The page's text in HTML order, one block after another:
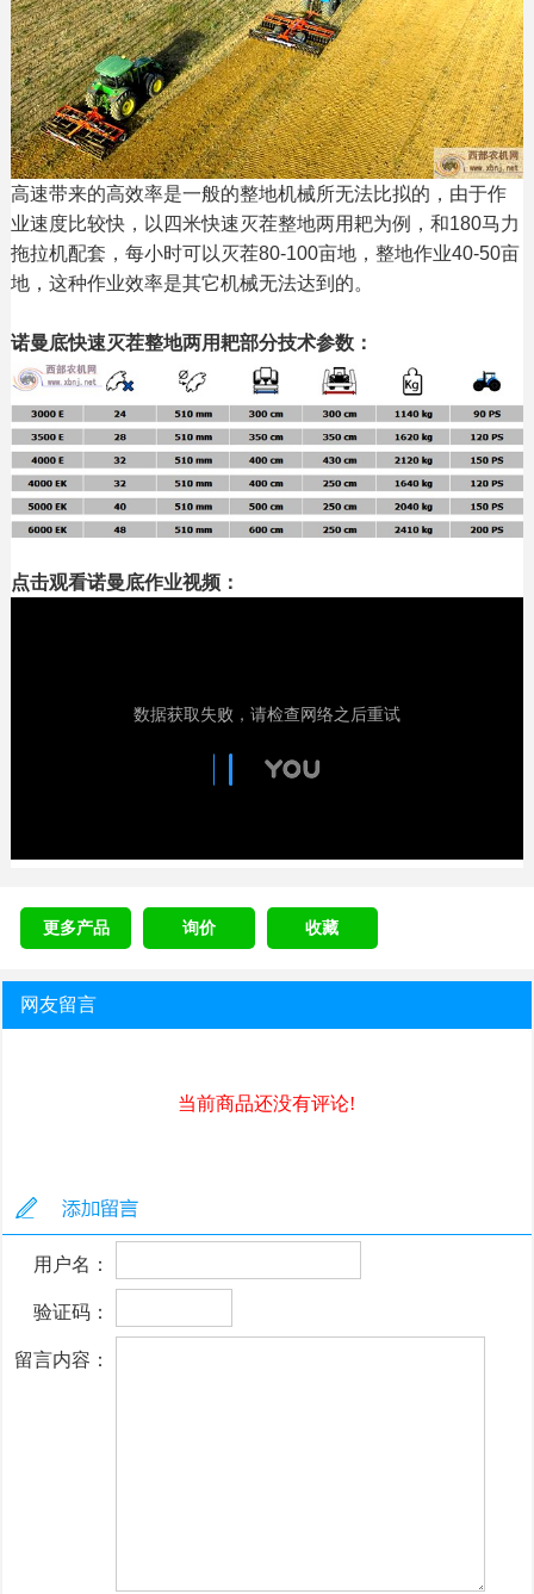
高速带来的高效率是一般的整地机械所无法比拟的，由于作
业速度比较快，以四米快速灭茬整地两用耙为例，和180马力
拖拉机配套，每小时可以灭茬80-100亩地，整地作业40-50亩
地，这种作业效率是其它机械无法达到的。
诺曼底快速灭茬整地两用耙部分技术参数：
点击观看诺曼底作业视频：
更多产品 询价 收藏
网友留言
当前商品还没有评论!
用户名：
验证码：
留言内容：